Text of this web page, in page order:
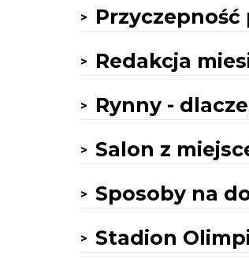
Przyczepność
Redakcja
Rynny -
Salon z
Sposoby na
Stadion